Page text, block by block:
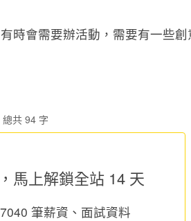
時會需要辦活動，需要有一些
總共 94 字
馬上解鎖全站 14 天
筆薪資、面試資料